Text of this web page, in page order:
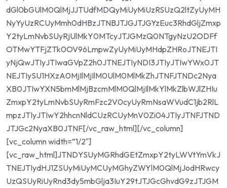
dGl0bGUlM0QlMjJJTUdfMDQyMiUyMiUzRSUzQ2ltZyUyMH
NyYyUzRCUyMmh0dHBzJTNBJTJGJTJGYzEuc3RhdGljZmxp
Y2tyLmNvbSUyRjUlMkY0MTcyJTJGMzQ0NTgyNzU2ODFf
OTMwYTFjZTk0OV96LmpwZyUyMiUyMHdpZHRoJTNEJTI
yNjQwJTIyJTIwaGVpZ2h0JTNEJTIyNDI3JTIyJTIwYWx0JT
NEJTIySU1HXzA0MjIlMjIlM0UlM0MlMkZhJTNFJTNDc2Nya
XB0JTIwYXN5bmMlMjBzcmMlM0QlMjIlMkYlMkZlbWJlZHIu
ZmxpY2tyLmNvbSUyRmFzc2V0cyUyRmNsaWVudC1jb2RlL
mpzJTIyJTIwY2hhcnNldCUzRCUyMnV0Zi04JTIyJTNFJTND
JTJGc2NyaXB0JTNF[/vc_raw_html][/vc_column]
[vc_column width=”1/2″]
[vc_raw_html]JTNDYSUyMGRhdGEtZmxpY2tyLWVtYmVkJ
TNEJTIydHJ1ZSUyMiUyMCUyMGhyZWYlM0QlMjJodHRwcy
UzQSUyRiUyRnd3dy5mbGlja3IuY29tJTJGcGhvdG9zJTJGM